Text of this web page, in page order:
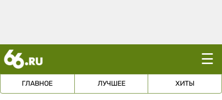
☰
ГЛАВНОЕ ЛУЧШЕЕ ХИТЫ